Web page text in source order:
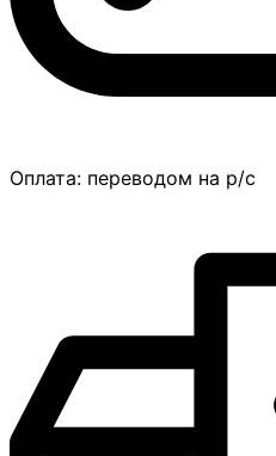
Оплата: переводом на р/с